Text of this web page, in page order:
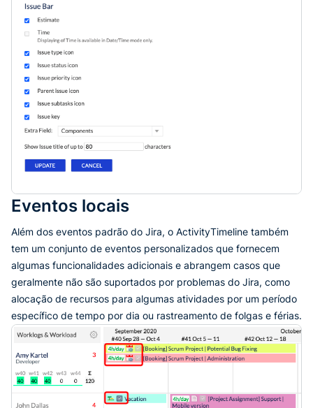
Eventos locais
Além dos eventos padrão do Jira, o ActivityTimeline também
tem um conjunto de eventos personalizados que fornecem
algumas funcionalidades adicionais e abrangem casos que
geralmente não são suportados por problemas do Jira, como
alocação de recursos para algumas atividades por um período
específico de tempo por dia ou rastreamento de folgas e férias.